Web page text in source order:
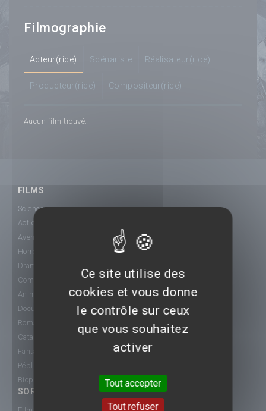
Filmographie
Acteur(rice) Scénariste Réalisateur(rice)
Producteur(rice) Compositeur(rice)
Aucun film trouvé...
FILMS
Science-Fiction
Action
Aventure
Horreur
Drame
Comédie
Animation
Documentaire
Romance
Catastrophe
Fantastique
Péplum
Biopic
SORTIE CINÉ
Ce site utilise des
cookies et vous donne
le contrôle sur ceux
que vous souhaitez
activer
Tout accepter
Tout refuser